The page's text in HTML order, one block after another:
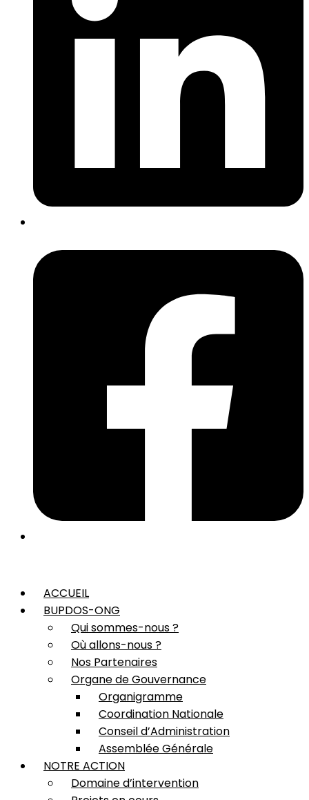
ACCUEIL
BUPDOS-ONG
Qui sommes-nous ?
Où allons-nous ?
Nos Partenaires
Organe de Gouvernance
Organigramme
Coordination Nationale
Conseil d’Administration
Assemblée Générale
NOTRE ACTION
Domaine d’intervention